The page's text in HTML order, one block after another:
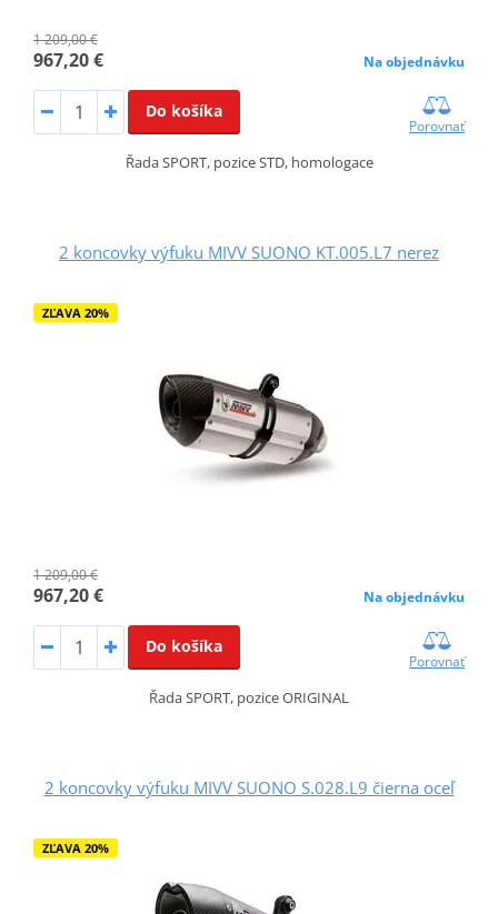
1 209,00 €
967,20 € Na objednávku
Do košíka
Porovnať
Řada SPORT, pozice STD, homologace
2 koncovky výfuku MIVV SUONO KT.005.L7 nerez
ZĽAVA 20%
1 209,00 €
967,20 € Na objednávku
Do košíka
Porovnať
Řada SPORT, pozice ORIGINAL
2 koncovky výfuku MIVV SUONO S.028.L9 čierna oceľ
ZĽAVA 20%